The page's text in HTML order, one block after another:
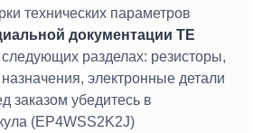
технических параметров
документации TE
следующих разделах: резисторы,
электронные детали
заказом убедитесь в
(EP4WSS2K2J)